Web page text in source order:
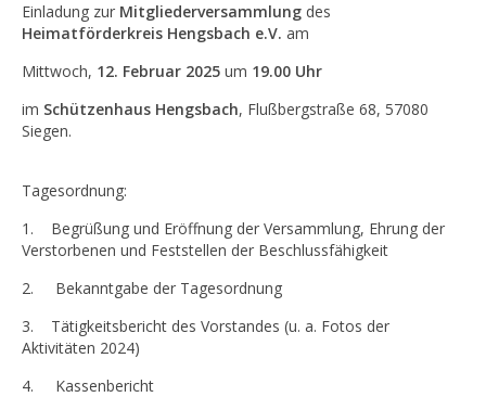
Einladung zur Mitgliederversammlung des
Heimatförderkreis Hengsbach e.V. am
Mittwoch, 12. Februar 2025 um 19.00 Uhr
im Schützenhaus Hengsbach, Flußbergstraße 68, 57080
Siegen.
Tagesordnung:
1. Begrüßung und Eröffnung der Versammlung, Ehrung der
Verstorbenen und Feststellen der Beschlussfähigkeit
2. Bekanntgabe der Tagesordnung
3. Tätigkeitsbericht des Vorstandes (u. a. Fotos der
Aktivitäten 2024)
4. Kassenbericht